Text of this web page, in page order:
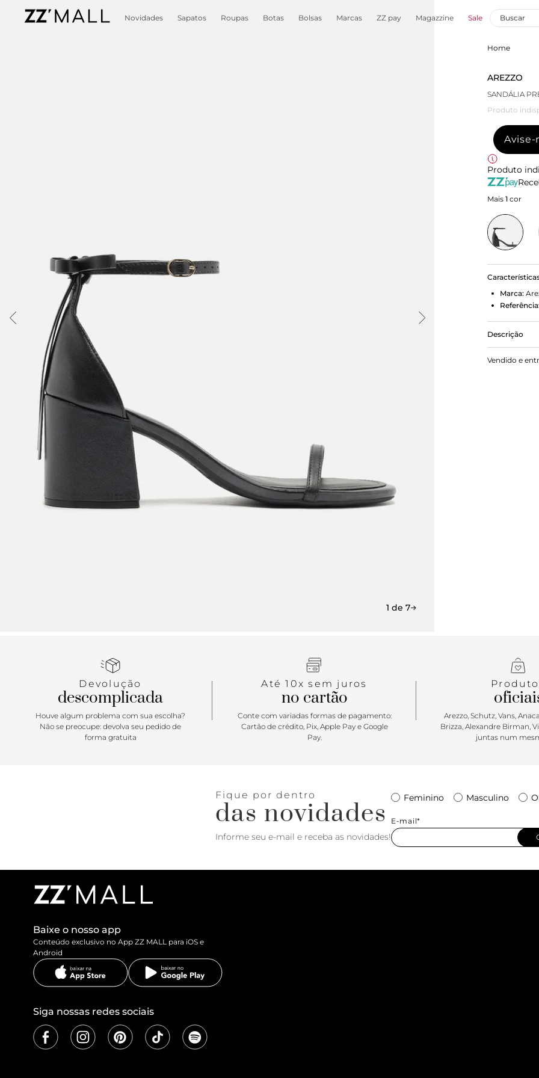
Novidades Sapatos Roupas Botas Bolsas Marcas ZZ pay Magazzine Sale
1 de 7
Home
AREZZO
SANDÁLIA
Produto
Avise-
Produto
Mais 1 cor
Marca:
Referência:
Descrição
Sandália
bloco e
Vendido e
Devolução
descomplicada
Houve algum problema com sua escolha?
Não se preocupe: devolva seu pedido de
forma gratuita
Até 10x sem juros
no cartão
Conte com variadas formas de pagamento:
Cartão de crédito, Pix, Apple Pay e Google
Pay.
Arezzo, Schutz, Vans,
Brizza, Alexandre Birman,
juntas num
Fique por dentro
das novidades
Informe seu e-mail e receba as novidades!
Feminino Masculino
E-mail*
Baixe o nosso app
Conteúdo exclusivo no App ZZ MALL para iOS e
Android
Siga nossas redes sociais